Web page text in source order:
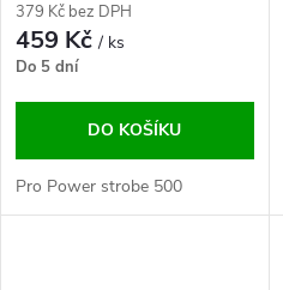
379 Kč bez DPH
459 Kč/ ks
Do 5 dní
DO KOŠÍKU
Pro Power strobe 500